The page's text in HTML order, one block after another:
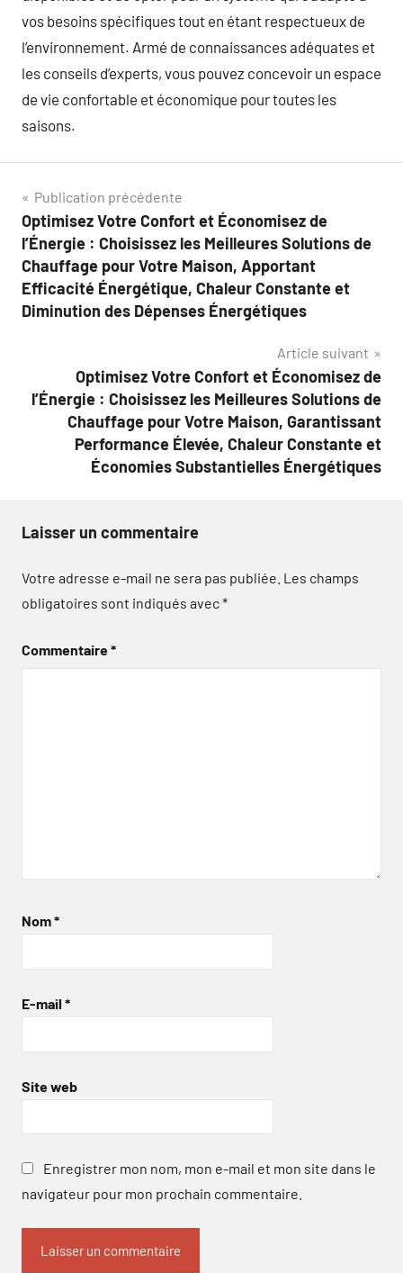
vos besoins spécifiques tout en étant respectueux de
l’environnement. Armé de connaissances adéquates et
les conseils d’experts, vous pouvez concevoir un espace
de vie confortable et économique pour toutes les
saisons.
Navigation
de
l’article
Publication précédente
Optimisez Votre Confort et Économisez de
l’Énergie : Choisissez les Meilleures Solutions de
Chauffage pour Votre Maison, Apportant
Efficacité Énergétique, Chaleur Constante et
Diminution des Dépenses Énergétiques
Article suivant
Optimisez Votre Confort et Économisez de
l’Énergie : Choisissez les Meilleures Solutions de
Chauffage pour Votre Maison, Garantissant
Performance Élevée, Chaleur Constante et
Économies Substantielles Énergétiques
Laisser un commentaire
Votre adresse e-mail ne sera pas publiée. Les champs
obligatoires sont indiqués avec*
Commentaire*
Nom*
E-mail *
Site web
Enregistrer mon nom, mon e-mail et mon site dans le
navigateur pour mon prochain commentaire.